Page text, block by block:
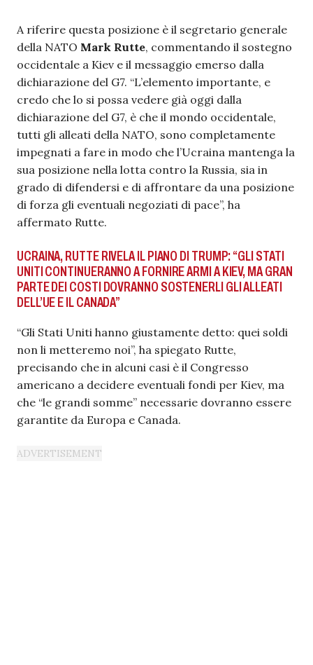
A riferire questa posizione è il segretario generale
della NATO Mark Rutte, commentando il sostegno
occidentale a Kiev e il messaggio emerso dalla
dichiarazione del G7. “L’elemento importante, e
credo che lo si possa vedere già oggi dalla
dichiarazione del G7, è che il mondo occidentale,
tutti gli alleati della NATO, sono completamente
impegnati a fare in modo che l’Ucraina mantenga la
sua posizione nella lotta contro la Russia, sia in
grado di difendersi e di affrontare da una posizione
di forza gli eventuali negoziati di pace”, ha
affermato Rutte.
UCRAINA, RUTTE RIVELA IL PIANO DI TRUMP: “GLI STATI
UNITI CONTINUERANNO A FORNIRE ARMI A KIEV, MA GRAN
PARTE DEI COSTI DOVRANNO SOSTENERLI GLI ALLEATI
DELL’UE E IL CANADA”
“Gli Stati Uniti hanno giustamente detto: quei soldi
non li metteremo noi”, ha spiegato Rutte,
precisando che in alcuni casi è il Congresso
americano a decidere eventuali fondi per Kiev, ma
che “le grandi somme” necessarie dovranno essere
garantite da Europa e Canada.